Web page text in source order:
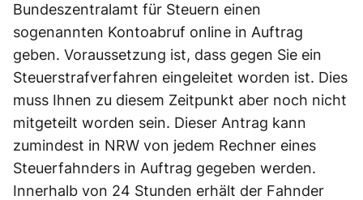
Bundeszentralamt für Steuern einen
sogenannten Kontoabruf online in Auftrag
geben. Voraussetzung ist, dass gegen Sie ein
Steuerstrafverfahren eingeleitet worden ist. Dies
muss Ihnen zu diesem Zeitpunkt aber noch nicht
mitgeteilt worden sein. Dieser Antrag kann
zumindest in NRW von jedem Rechner eines
Steuerfahnders in Auftrag gegeben werden.
Innerhalb von 24 Stunden erhält der Fahnder